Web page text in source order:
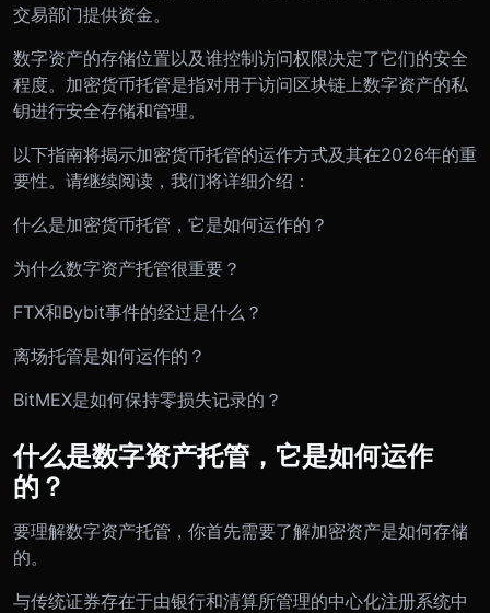
交易部门提供资金。
数字资产的存储位置以及谁控制访问权限决定了它们的安全
程度。加密货币托管是指对用于访问区块链上数字资产的私
钥进行安全存储和管理。
以下指南将揭示加密货币托管的运作方式及其在2026年的重
要性。请继续阅读，我们将详细介绍：
什么是加密货币托管，它是如何运作的？
为什么数字资产托管很重要？
FTX和Bybit事件的经过是什么？
离场托管是如何运作的？
BitMEX是如何保持零损失记录的？
什么是数字资产托管，它是如何运作
的？
要理解数字资产托管，你首先需要了解加密资产是如何存储
的。
与传统证券存在于由银行和清算所管理的中心化注册系统中